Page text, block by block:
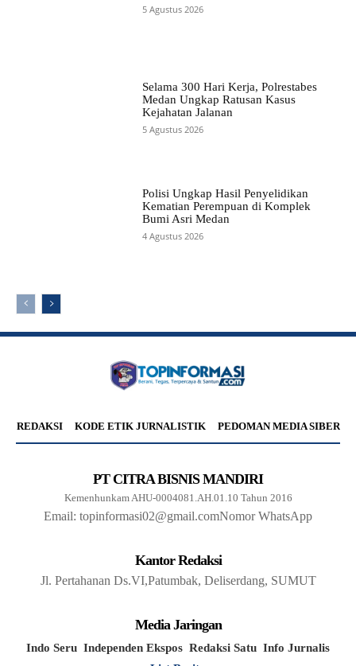
5 Agustus 2026
Selama 300 Hari Kerja, Polrestabes
Medan Ungkap Ratusan Kasus
Kejahatan Jalanan
5 Agustus 2026
Polisi Ungkap Hasil Penyelidikan
Kematian Perempuan di Komplek
Bumi Asri Medan
4 Agustus 2026
REDAKSI KODE ETIK JURNALISTIK PEDOMAN MEDIA SIBER
PT CITRA BISNIS MANDIRI
Kemenhunkam AHU-0004081.AH.01.10 Tahun 2016
Email: topinformasi02@gmail.comNomor WhatsApp
Kantor Redaksi
Jl. Pertahanan Ds.VI,Patumbak, Deliserdang, SUMUT
Media Jaringan
Indo Seru Independen Ekspos Redaksi Satu Info Jurnalis